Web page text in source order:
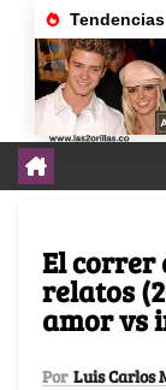
El correr
relatos
amor vs
Por Luis Carlos